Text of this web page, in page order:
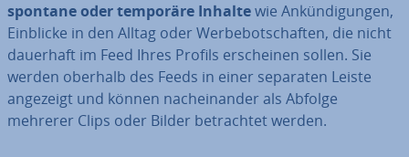
spontane oder temporäre Inhaltewie An­kün­di­gun­gen,
Einblicke in den Alltag oder Wer­be­bot­schaf­ten, die nicht
dauerhaft im Feed Ihres Profils er­schei­nen sollen. Sie
werden oberhalb des Feeds in einer separaten Leiste
angezeigt und können nach­ein­an­der als Abfolge
mehrerer Clips oder Bilder be­trach­tet werden.